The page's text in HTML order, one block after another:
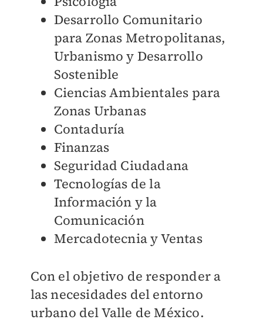
Desarrollo Comunitario
para Zonas Metropolitanas,
Urbanismo y Desarrollo
Sostenible
Ciencias Ambientales para
Zonas Urbanas
Contaduría
Finanzas
Seguridad Ciudadana
Tecnologías de la
Información y la
Comunicación
Mercadotecnia y Ventas
Con el objetivo de responder a
las necesidades del entorno
urbano del Valle de México.